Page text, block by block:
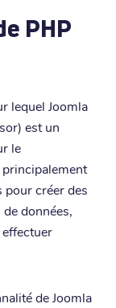
PHP
lequel Joomla
est un
le
principalement
pour créer des
données,
de Joomla